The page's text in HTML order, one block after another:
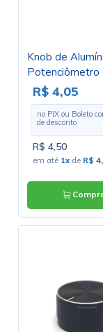
Knob de
Potenciômetro
Estriado -
Preto
R$ 4,05
no PIX ou Boleto
de desconto
R$ 4,50
em até 1x de R$